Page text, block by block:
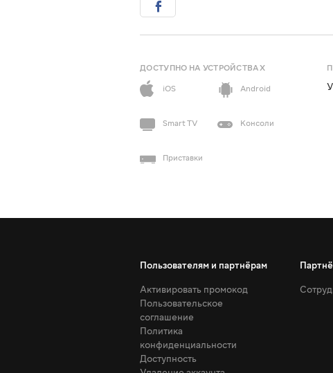
ДОСТУПНО НА УСТРОЙСТВАХ
iOS
Android
Smart TV Консоли
Приставки
Пользователям и партнёрам
Активировать промокод
Пользовательское
соглашение
Политика
конфиденциальности
Доступность